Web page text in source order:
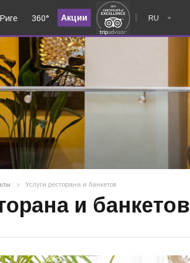
360° Акции RU
Услуги ресторана и банкетов
и банкетов